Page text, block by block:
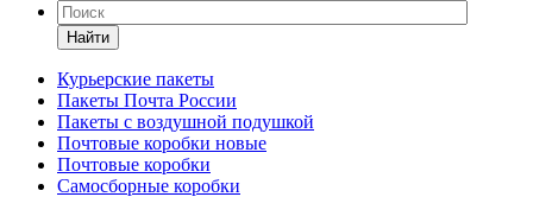
Найти
Курьерские пакеты
Пакеты Почта России
Пакеты с воздушной подушкой
Почтовые коробки новые
Почтовые коробки
Самосборные коробки